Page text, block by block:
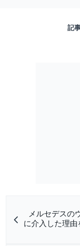
記
メルセデスの
に介入した理